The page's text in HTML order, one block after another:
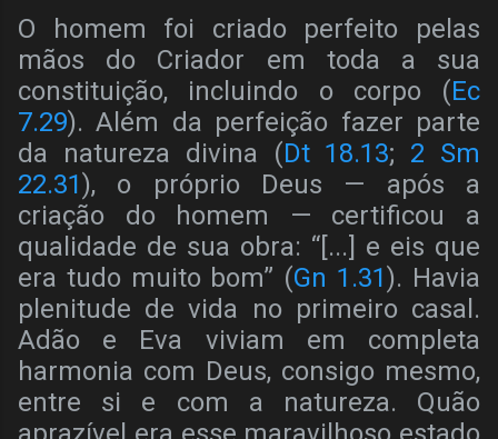
O homem foi criado perfeito pelas
mãos do Criador em toda a sua
constituição, incluindo o corpo (Ec
7.29). Além da perfeição fazer parte
da natureza divina (Dt 18.13; 2 Sm
22.31), o próprio Deus — após a
criação do homem — certificou a
qualidade de sua obra: “[...] e eis que
era tudo muito bom” (Gn 1.31). Havia
plenitude de vida no primeiro casal.
Adão e Eva viviam em completa
harmonia com Deus, consigo mesmo,
entre si e com a natureza. Quão